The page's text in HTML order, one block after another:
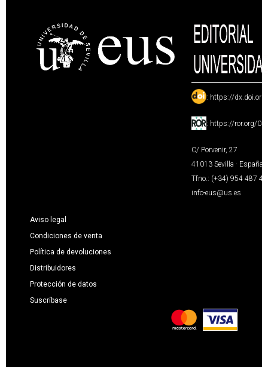
: https://
: https://ror.org/
C/ Porvenir, 27
41013 Sevilla · España
Tfno.: (+34) 954 487
info-eus@us.es
Aviso legal
Condiciones de venta
Política de devoluciones
Distribuidores
Protección de datos
Suscríbase